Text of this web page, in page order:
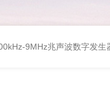
9MHz兆声波数字发生